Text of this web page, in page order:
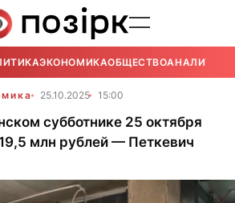
ЭКОНОМИКАОБЩЕСТВОАНАЛИТИКА
25.10.2025 15:00
субботнике 25 октября
млн рублей — Петкевич